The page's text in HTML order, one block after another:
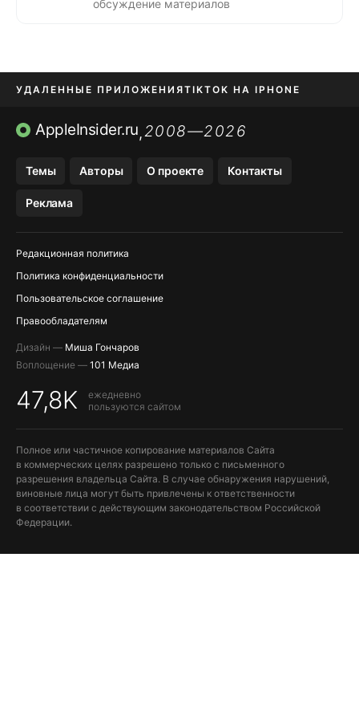
обсуждение материалов
УДАЛЕННЫЕ ПРИЛОЖЕНИЯTIKTOK НА IPHONE
ПРИЛОЖЕНИЯ БЕЗ APP STORE
AppleInsider.ru,2008—2026
Темы Авторы О проекте Контакты
Реклама
Редакционная политика
Политика конфиденциальности
Пользовательское соглашение
Правообладателям
Дизайн — Миша Гончаров
Воплощение — 101 Медиа
47,8K
ежедневно
пользуются сайтом
Полное или частичное копирование материалов Сайта
в коммерческих целях разрешено только с письменного
разрешения владельца Сайта. В случае обнаружения нарушений,
виновные лица могут быть привлечены к ответственности
в соответствии с действующим законодательством Российской
Федерации.